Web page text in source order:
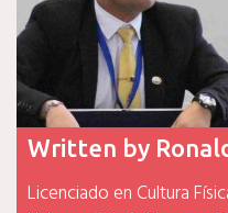
Written by
Licenciado en Cultura